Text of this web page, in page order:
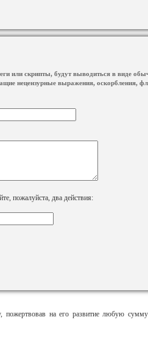
или скрипты, будут выводиться в виде
нецензурные выражения, оскорбления,
пожалуйста, два действия:
пожертвовав на его развитие любую